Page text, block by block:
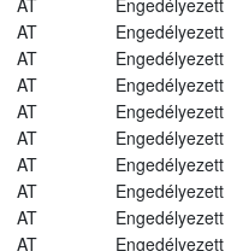
AT Engedélyezett
AT Engedélyezett
AT Engedélyezett
AT Engedélyezett
AT Engedélyezett
AT Engedélyezett
AT Engedélyezett
AT Engedélyezett
AT Engedélyezett